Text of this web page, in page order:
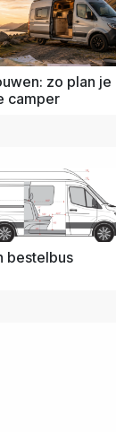
zo plan je
camper
bestelbus